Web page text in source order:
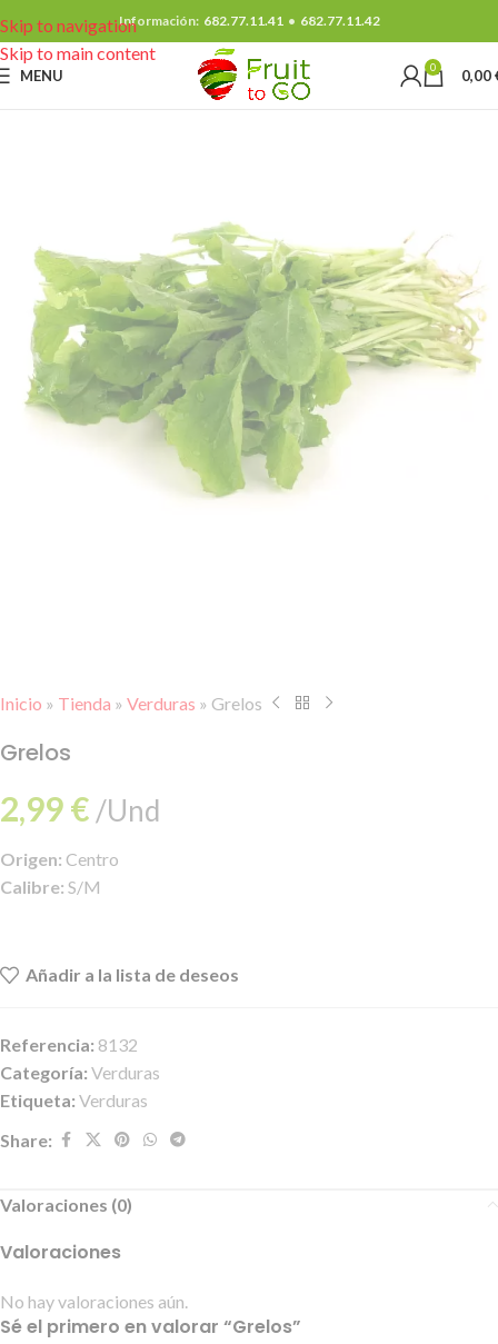
Skip to navigation
Skip to main content
Información: 682.77.11.41• 682.77.11.42
MENU 0 0,00
Inicio » Tienda » Verduras » Grelos
Grelos
2,99€ /Und
Origen: Centro
Calibre: S/M
Añadir a la lista de deseos
Referencia: 8132
Categoría: Verduras
Etiqueta: Verduras
Share:
Valoraciones (0)
Valoraciones
No hay valoraciones aún.
Sé el primero en valorar “Grelos”